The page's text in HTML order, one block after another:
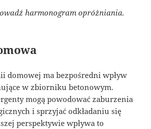
harmonogram opróżniania.
domowej ma bezpośredni wpływ
w zbiorniku betonowym.
mogą powodować zaburzenia
i sprzyjać odkładaniu się
perspektywie wpływa to